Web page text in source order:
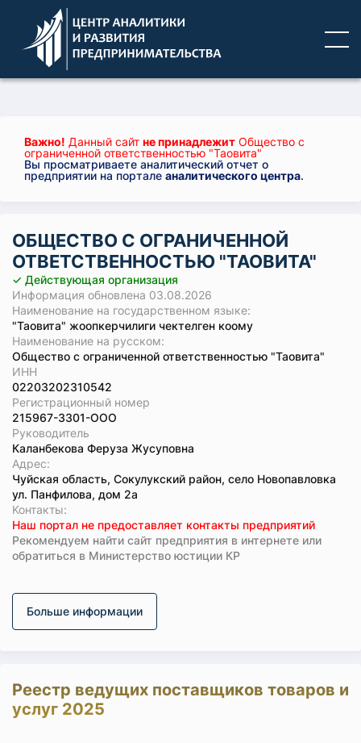
Важно! Данный сайт не принадлежит Общество с
ограниченной ответственностью "Таовита"
Вы просматриваете аналитический отчет о
предприятии на портале аналитического центра.
ОБЩЕСТВО С ОГРАНИЧЕННОЙ
ОТВЕТСТВЕННОСТЬЮ "ТАОВИТА"
✓ Действующая организация
Информация обновлена 03.08.2026
Наименование на государственном языке:
"Таовита" жоопкерчилиги чектелген коому
Наименование на русском:
Общество с ограниченной ответственностью "Таовита"
ИНН
02203202310542
Регистрационный номер
215967-3301-ООО
Руководитель
Каланбекова Феруза Жусуповна
Адрес:
Чуйская область, Сокулукский район, село Новопавловка
ул. Панфилова, дом 2а
Koнтaкты:
Наш портал не предоставляет контакты предприятий
Рекомендуем найти сайт предприятия в интернете или
обратиться в Министерство юстиции КР
Больше информации
Реестр ведущих поставщиков товаров и
услуг 2025